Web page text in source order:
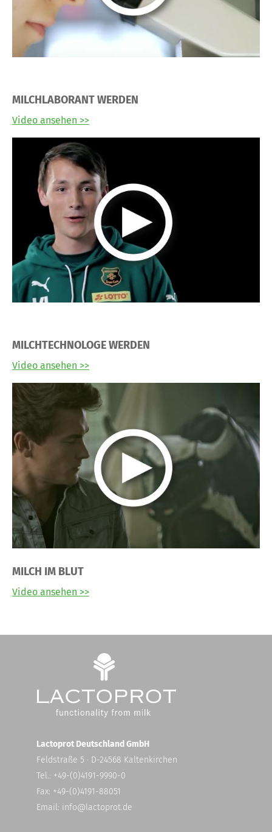
MILCHLABORANT WERDEN
Video ansehen >>
MILCHTECHNOLOGE WERDEN
Video ansehen >>
MILCH IM BLUT
Video ansehen >>
Lactoprot Deutschland GmbH
Feldstraße 5 · D-24568 Kaltenkirchen
Tel.: +49-(0)4191-9990-0
Fax: +49-(0)4191-88051
Email: info@lactoprot.de